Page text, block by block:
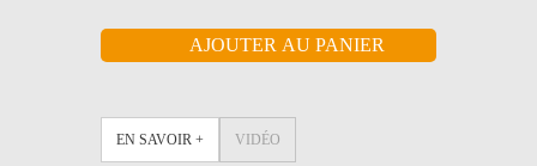
EN SAVOIR + VIDÉO